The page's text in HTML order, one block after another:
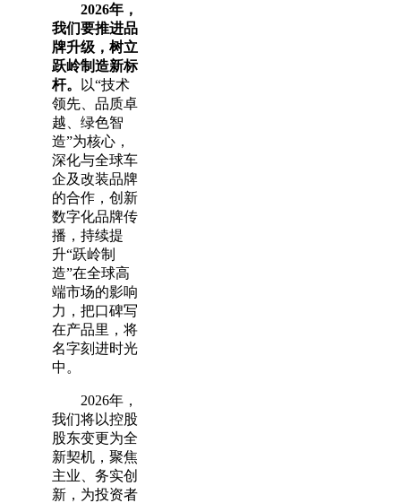
2026年，
我们要推进品
牌升级，树立
跃岭制造新标
杆。
以“技术
领先、品质卓
越、绿色智
造”为核心，
深化与全球车
企及改装品牌
的合作，创新
数字化品牌传
播，持续提
升“跃岭制
造”在全球高
端市场的影响
力，把口碑写
在产品里，将
名字刻进时光
中。
2026年，
我们将以控股
股东变更为全
新契机，聚焦
主业、务实创
新，为投资者